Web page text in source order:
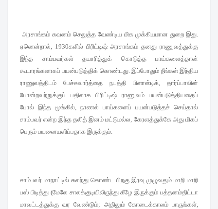
அரசாங்கம் கவனம் செலுத்த வேண்டிய மிக முக்கியமான துறை இது
ஏனென்றால் , 1930களில் பிரிட்டிஷ் அரசாங்கம் தனது ராணுவத்துக்கு
இந்த சாம்பவர்கள் தயாரித்துக் கொடுத்த பாய்களைத்தான்
கூடாரங்களாகப் பயன்படுத்திக் கொண்டது.இப்போதும் நீங்கள் இந்திய
ராணுவத்திடம் பேச்சுவார்த்தை நடத்தி பிளாஸ்டிக்
தார்ப்பாலின்
போன்றவற்றுக்குப் பதிலாக பிரிட்டிஷ் ராணுவம் பயன்படுத்தியதைப்
போல் இந்த மூங்கில்
நாணல் பாய்களைப் பயன்படுத்தச் செய்தால்
சாம்பவர் என்ற இந்த தலித் இனம் மட்டுமல்ல கேரளத்துக்கே அது மிகப்
பெரும் பயனையளிப்பதாக இருக்கும்
சாம்பவர் மாநாட்டில் கலந்து கொண்ட பிறகு இரவு முழுவதும் மாறி மாறி
பஸ் பிடித்து (மேலே சாலக்குடியிலிருந்து கீழே இருக்கும் பத்தனம்திட்டா
மாவட்டத்துக்கு வர வேண்டும்; அதிலும் கோடைக்காலம் பாருங்கள்